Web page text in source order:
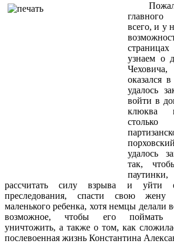
главного
всего, и у
узнаем о
оказался
удалось
войти в
клюква
удалось
так,
паутинки,
рассчитать силу взрыва и уйти
преследования, спасти свою жену
маленького ребенка, хотя немцы делали
возможное, чтобы его поймать
уничтожить, а также о том, как
послевоенная жизнь Константина